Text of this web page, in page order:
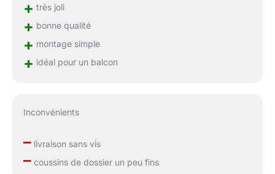
+ très joli
+ bonne qualité
+ montage simple
+ idéal pour un balcon
Inconvénients
–livraison sans vis
–coussins de dossier un peu fins